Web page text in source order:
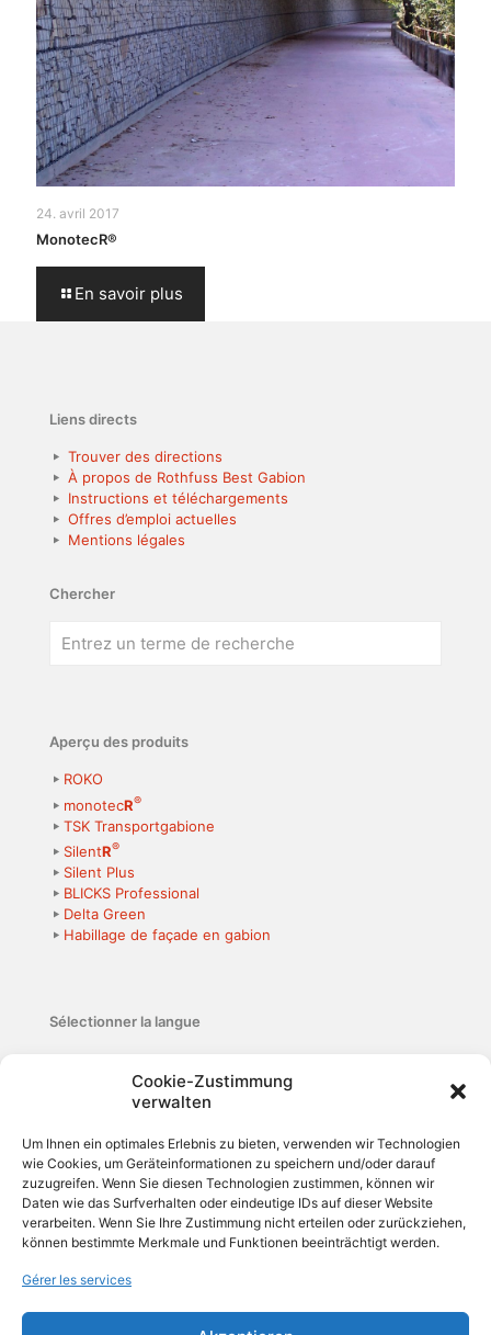
Cookie-Zustimmung
verwalten
Um Ihnen ein optimales Erlebnis zu bieten, verwenden wir Technologien
wie Cookies, um Geräteinformationen zu speichern und/oder darauf
zuzugreifen. Wenn Sie diesen Technologien zustimmen, können wir
Daten wie das Surfverhalten oder eindeutige IDs auf dieser Website
verarbeiten. Wenn Sie Ihre Zustimmung nicht erteilen oder zurückziehen,
können bestimmte Merkmale und Funktionen beeinträchtigt werden.
Gérer les services
24. avril 2017
MonotecR®
En savoir plus
Liens directs
Trouver des directions
À propos de Rothfuss Best Gabion
Instructions et téléchargements
Offres d’emploi actuelles
Mentions légales
Chercher
Aperçu des produits
ROKO
monotecR®
TSK Transportgabione
SilentR®
Silent Plus
BLICKS Professional
Delta Green
Habillage de façade en gabion
Sélectionner la langue
Français
Dr.-Oetker-Straße 30
54516 Wittlich
Deutschland
Telefon: +49 (0) 6571 / 95233-0
Telefax: +49 (0) 6571 / 95233-55